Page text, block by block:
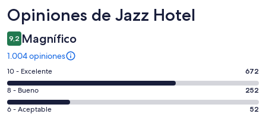
Opiniones
Opiniones de Jazz Hotel
9,2 Magnífico
1.004 opiniones
Evaluación:
10
-
Excelente.
10 - Excelente 672
Evaluación:
8
8 - Bueno 252
Evaluación:
6 - Aceptable 52